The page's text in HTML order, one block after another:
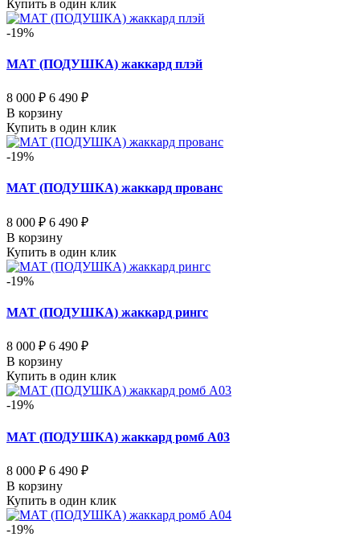
Купить в один клик
-19%
МАТ (ПОДУШКА) жаккард плэй
8 000 ₽ 6 490 ₽
В корзину
Купить в один клик
-19%
МАТ (ПОДУШКА) жаккард прованс
8 000 ₽ 6 490 ₽
В корзину
Купить в один клик
-19%
МАТ (ПОДУШКА) жаккард рингс
8 000 ₽ 6 490 ₽
В корзину
Купить в один клик
-19%
МАТ (ПОДУШКА) жаккард ромб А03
8 000 ₽ 6 490 ₽
В корзину
Купить в один клик
-19%